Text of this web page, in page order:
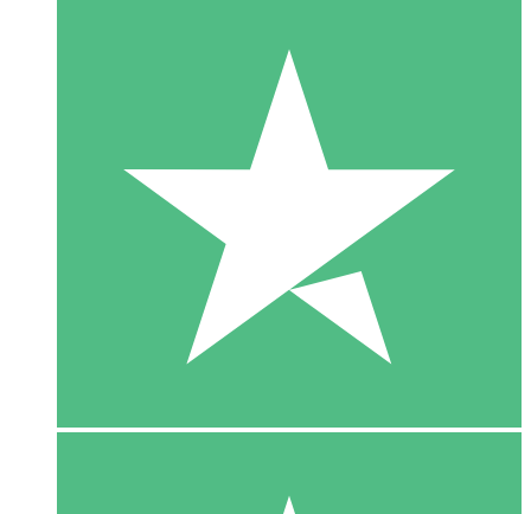
10 Downloads
20 00